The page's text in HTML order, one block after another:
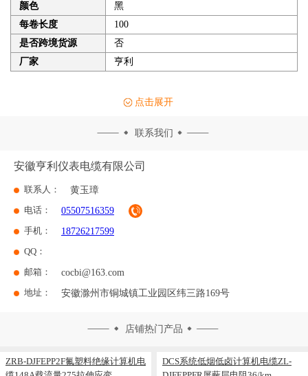
颜色
黑
每卷长度
100
是否跨境货源
否
厂家
亨利
点击展开
联系我们
安徽亨利仪表电缆有限公司
联系人： 黄玉璋
电话： 05507516359
手机： 18726217599
QQ：
邮箱： cocbi@163.com
地址： 安徽滁州市铜城镇工业园区纬三路169号
店铺热门产品
ZRB-DJFEPP2F氟塑料绝缘计算机电
DCS系统低烟低卤计算机电缆ZL-